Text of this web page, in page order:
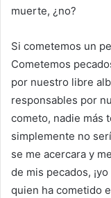
muerte, ¿no?
Si cometemos un
Cometemos
por nuestro libre
responsables por
cometo, nadie más
simplemente no
se me acercara y
de mis pecados,
quien ha cometido